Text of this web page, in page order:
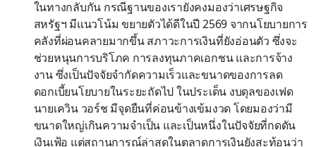
ในทางกลับกัน กรณีฐานของเรายังคงมองว่าเศรษฐกิจ
สหรัฐฯ มีแนวโน้ม ขยายตัวได้ดีในปี 2569 จากนโยบายการ
คลังที่ผ่อนคลายมากขึ้น สภาวะการเงินที่ยังอ่อนตัว ซึ่งจะ
ช่วยหนุนการบริโภค การลงทุนภาคเอกชน และการจ้าง
งาน ซึ่งเป็นปัจจัยจำกัดความเร็วและขนาดของการลด
ดอกเบี้ยนโยบายในระยะถัดไป ในประเด็น งบดุลของเฟด
นายเควิน วอร์ช มีจุดยืนที่ค่อนข้างเข้มงวด โดยมองว่ามี
ขนาดใหญ่เกินความจำเป็น และเป็นหนึ่งในปัจจัยที่กดดัน
เงินเฟ้อ แต่สถานการณ์ล่าสุดในตลาดการเงินยังสะท้อนว่า